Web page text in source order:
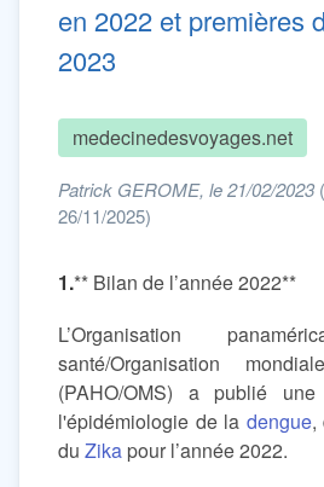
en 2022 et premières
2023
medecinedesvoyages.net
Patrick GEROME, le 21/02/2023
26/11/2025)
1.** Bilan de l’année 2022**
L’Organisation
santé/Organisation
(PAHO/OMS) a publié une
l'épidémiologie de la dengue,
du Zika pour l’année 2022.